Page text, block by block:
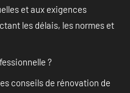
et aux exigences
les délais, les normes et
?
conseils de rénovation de